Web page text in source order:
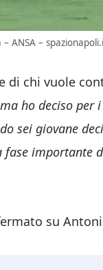
ANSA –
di chi vuole
ho deciso
sei giovane
importante
su